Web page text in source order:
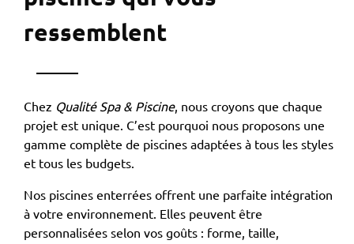
ressemblent
Chez Qualité Spa & Piscine, nous croyons que chaque
projet est unique. C’est pourquoi nous proposons une
gamme complète de piscines adaptées à tous les styles
et tous les budgets.
Nos piscines enterrées offrent une parfaite intégration
à votre environnement. Elles peuvent être
personnalisées selon vos goûts : forme, taille,